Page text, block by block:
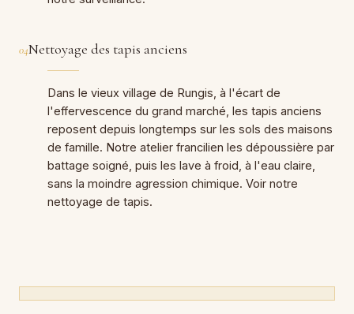
04Nettoyage des tapis anciens
Dans le vieux village de Rungis, à l'écart de
l'effervescence du grand marché, les tapis anciens
reposent depuis longtemps sur les sols des maisons
de famille. Notre atelier francilien les dépoussière par
battage soigné, puis les lave à froid, à l'eau claire,
sans la moindre agression chimique. Voir notre
nettoyage de tapis.